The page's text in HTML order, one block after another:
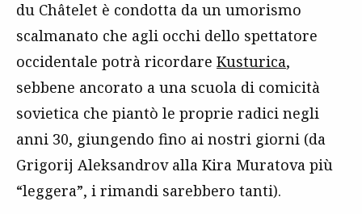
du Châtelet è condotta da un umorismo
scalmanato che agli occhi dello spettatore
occidentale potrà ricordare Kusturica,
sebbene ancorato a una scuola di comicità
sovietica che piantò le proprie radici negli
anni 30, giungendo fino ai nostri giorni (da
Grigorij Aleksandrov alla Kira Muratova più
“leggera”, i rimandi sarebbero tanti).